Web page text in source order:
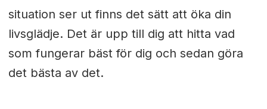
situation ser ut finns det sätt att öka din
livsglädje. Det är upp till dig att hitta vad
som fungerar bäst för dig och sedan göra
det bästa av det.